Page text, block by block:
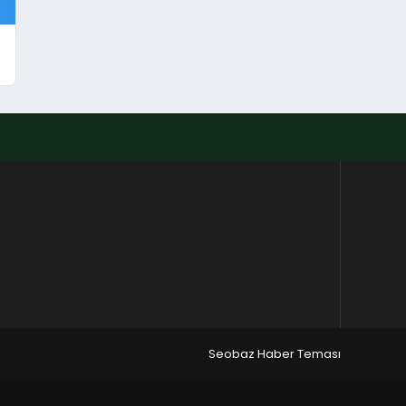
Seobaz Haber Teması